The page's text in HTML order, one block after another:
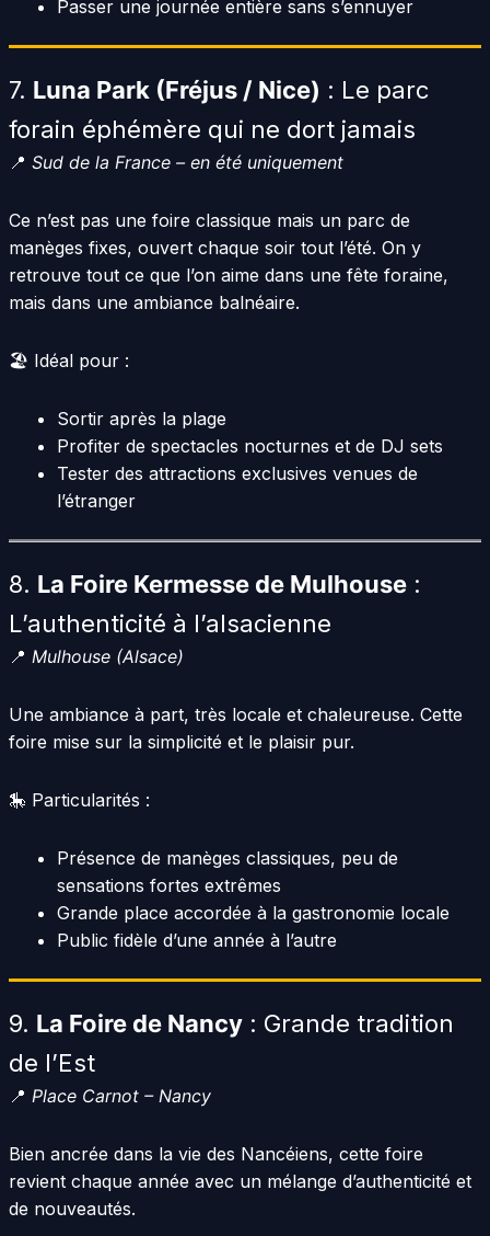
Passer une journée entière sans s’ennuyer
7. Luna Park (Fréjus / Nice) : Le parc
forain éphémère qui ne dort jamais
📍 Sud de la France – en été uniquement
Ce n’est pas une foire classique mais un parc de
manèges fixes, ouvert chaque soir tout l’été. On y
retrouve tout ce que l’on aime dans une fête foraine,
mais dans une ambiance balnéaire.
🏖️ Idéal pour :
Sortir après la plage
Profiter de spectacles nocturnes et de DJ sets
Tester des attractions exclusives venues de
l’étranger
8. La Foire Kermesse de Mulhouse:
L’authenticité à l’alsacienne
📍 Mulhouse (Alsace)
Une ambiance à part, très locale et chaleureuse. Cette
foire mise sur la simplicité et le plaisir pur.
🎠 Particularités :
Présence de manèges classiques, peu de
sensations fortes extrêmes
Grande place accordée à la gastronomie locale
Public fidèle d’une année à l’autre
9. La Foire de Nancy: Grande tradition
de l’Est
📍 Place Carnot – Nancy
Bien ancrée dans la vie des Nancéiens, cette foire
revient chaque année avec un mélange d’authenticité et
de nouveautés.